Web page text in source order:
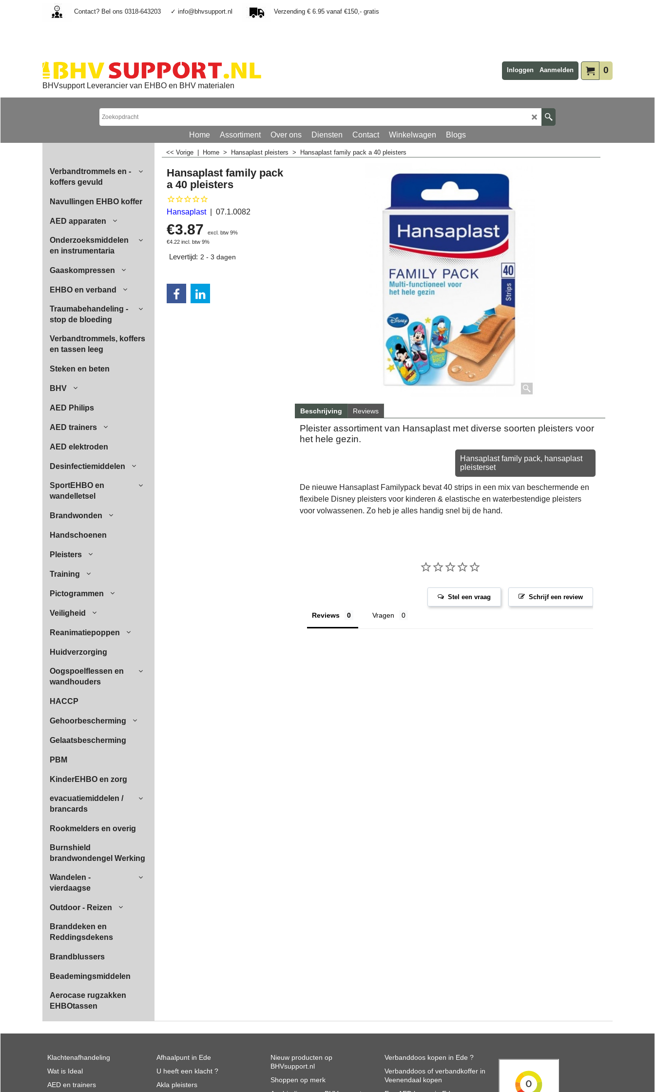
Contact? Bel ons 0318-643203 ✓ info@bhvsupport.nl Verzending € 6.95 vanaf €150,- gratis
0
Inloggen Aanmelden
BHVsupport Leverancier van EHBO en BHV materialen
Home Assortiment Over ons Diensten Contact Winkelwagen Blogs
Verbandtrommels en -
koffers gevuld
Navullingen EHBO koffer
AED apparaten
Onderzoeksmiddelen
en instrumentaria
Gaaskompressen
EHBO en verband
Traumabehandeling -
stop de bloeding
Verbandtrommels, koffers
en tassen leeg
Steken en beten
BHV
AED Philips
AED trainers
AED elektroden
Desinfectiemiddelen
SportEHBO en
wandelletsel
Brandwonden
Handschoenen
Pleisters
Training
Pictogrammen
Veiligheid
Reanimatiepoppen
Huidverzorging
Oogspoelflessen en
wandhouders
HACCP
Gehoorbescherming
Gelaatsbescherming
PBM
KinderEHBO en zorg
evacuatiemiddelen /
brancards
Rookmelders en overig
Burnshield
brandwondengel Werking
Wandelen -
vierdaagse
Outdoor - Reizen
Branddeken en
Reddingsdekens
Brandblussers
Beademingsmiddelen
Aerocase rugzakken
EHBOtassen
<< Vorige Home > Hansaplast pleisters > Hansaplast family pack a 40 pleisters
Hansaplast family pack
a 40 pleisters
Hansaplast 07.1.0082
€3.87
excl. btw 9%
€4.22 incl. btw 9%
Levertijd: 2 - 3 dagen
Beschrijving Reviews
Pleister assortiment van Hansaplast met diverse soorten pleisters voor
het hele gezin.
Hansaplast family pack, hansaplast
pleisterset
De nieuwe Hansaplast Familypack bevat 40 strips in een mix van beschermende en
flexibele Disney pleisters voor kinderen & elastische en waterbestendige pleisters
voor volwassenen. Zo heb je alles handig snel bij de hand.
Schrijf een review
Stel een vraag
Reviews Vragen
Klachtenafhandeling
Wat is Ideal
AED en trainers
Afhaalpunt in Ede
U heeft een klacht ?
Akla pleisters
Nieuw producten op
BHVsupport.nl
Shoppen op merk
Verbanddoos kopen in Ede ?
Verbanddoos of verbandkoffer in
Veenendaal kopen